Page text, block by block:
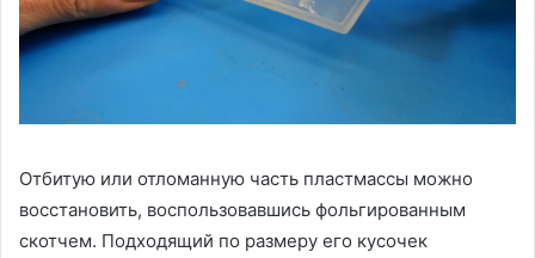
Отбитую или отломанную часть пластмассы можно
восстановить, воспользовавшись фольгированным
скотчем. Подходящий по размеру его кусочек